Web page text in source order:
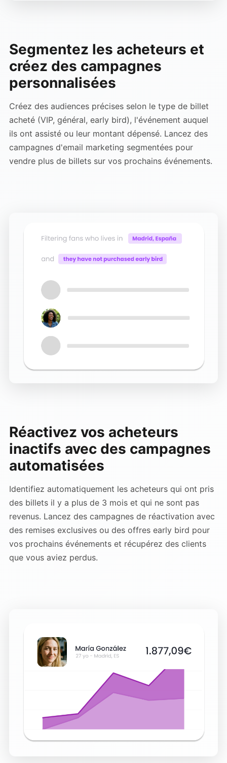
Segmentez les acheteurs et
créez des campagnes
personnalisées
Créez des audiences précises selon le type de billet
acheté (VIP, général, early bird), l'événement auquel
ils ont assisté ou leur montant dépensé. Lancez des
campagnes d'email marketing segmentées pour
vendre plus de billets sur vos prochains événements.
Réactivez vos acheteurs
inactifs avec des campagnes
automatisées
Identifiez automatiquement les acheteurs qui ont pris
des billets il y a plus de 3 mois et qui ne sont pas
revenus. Lancez des campagnes de réactivation avec
des remises exclusives ou des offres early bird pour
vos prochains événements et récupérez des clients
que vous aviez perdus.